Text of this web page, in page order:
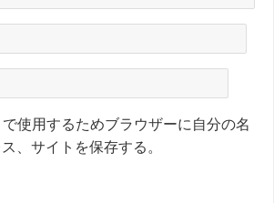
使用するためブラウザーに自分の名
、サイトを保存する。